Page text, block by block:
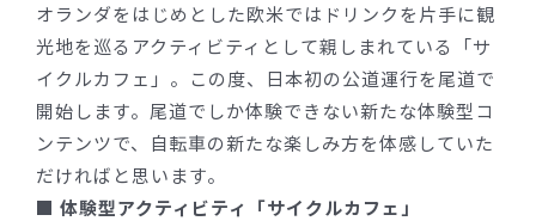
オランダをはじめとした欧米ではドリンクを片手に観
光地を巡るアクティビティとして親しまれている「サ
イクルカフェ」。この度、日本初の公道運行を尾道で
開始します。尾道でしか体験できない新たな体験型コ
ンテンツで、自転車の新たな楽しみ方を体感していた
だければと思います。
■ 体験型アクティビティ「サイクルカフェ」